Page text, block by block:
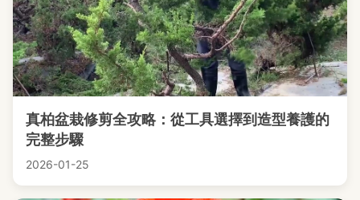
真柏盆栽修剪全攻略：從工具選擇到造型養護的
完整步驟
2026-01-25